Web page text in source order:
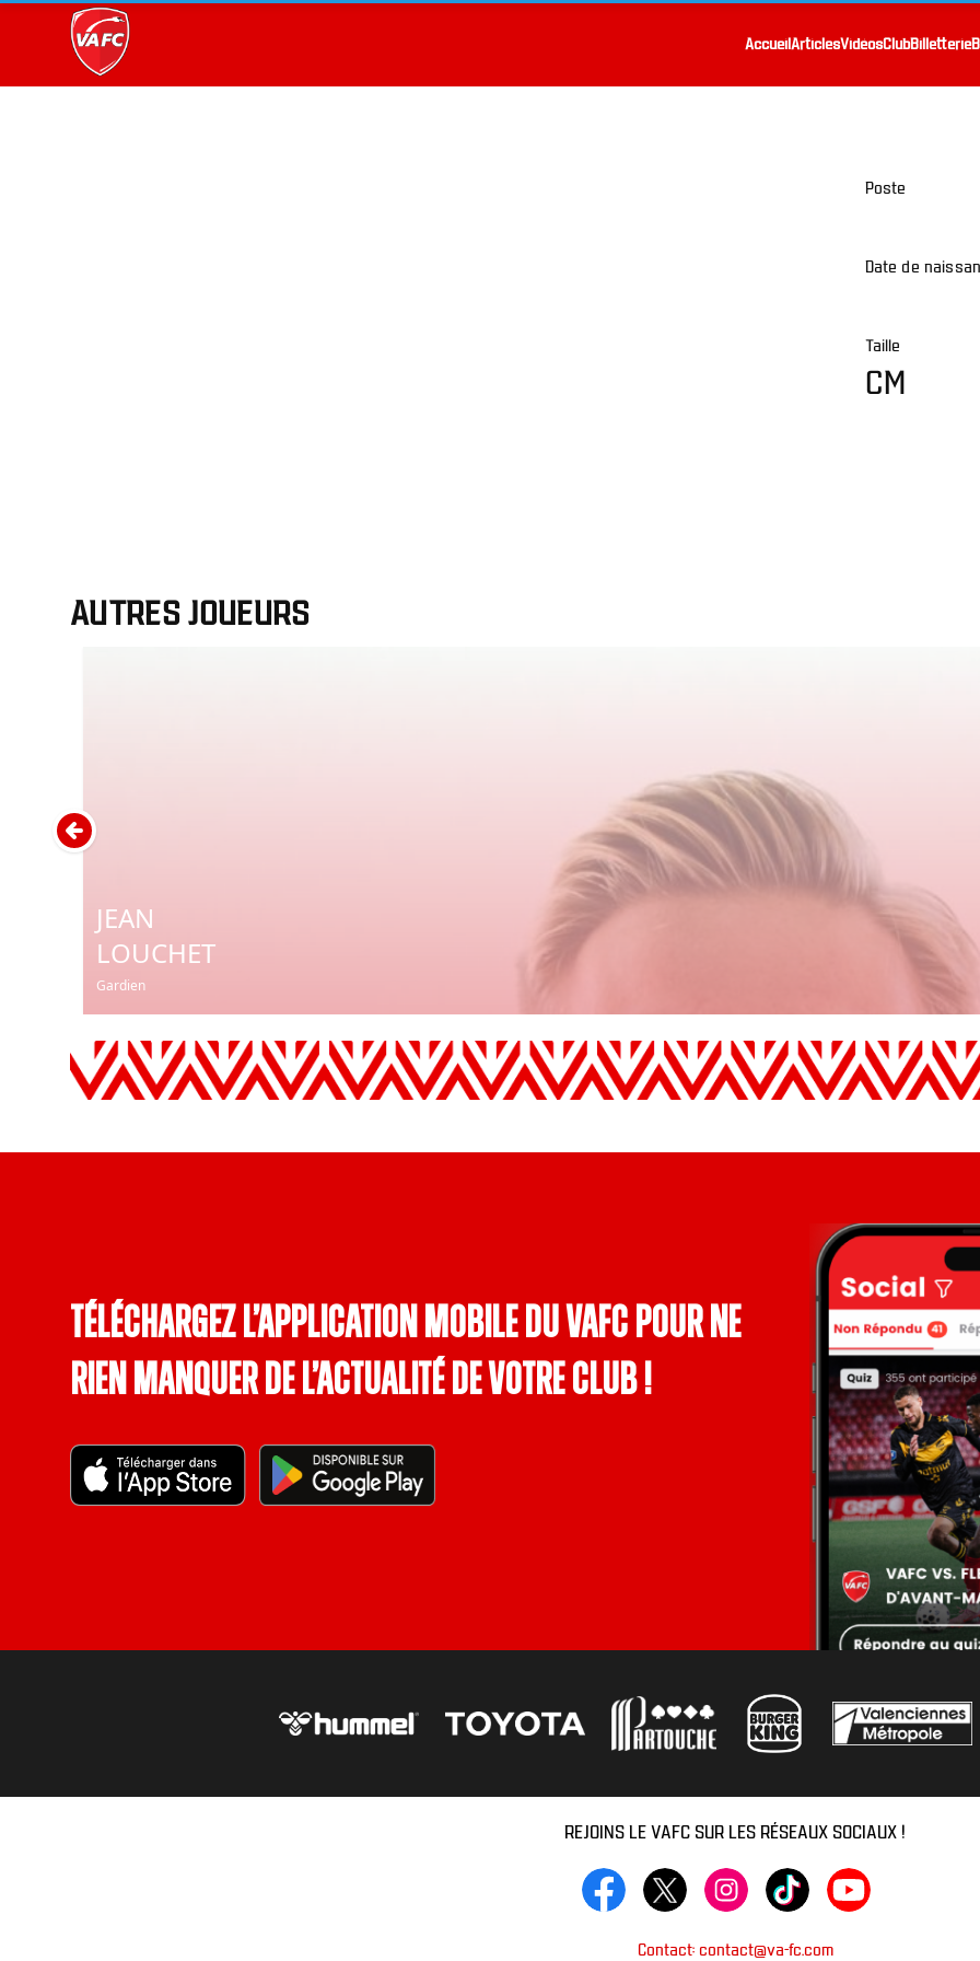
AccueilArticlesVidéosClubBilletterie
Poste
Date de
Taille
CM
AUTRES JOUEURS
JEAN
LOUCHET
Gardien
Téléchargez l’application mobile du VAFC pour ne
rien manquer de l’actualité de votre club !
REJOINS LE VAFC SUR LES RÉSEAUX SOCIAUX !
Contact: contact@va-fc.com